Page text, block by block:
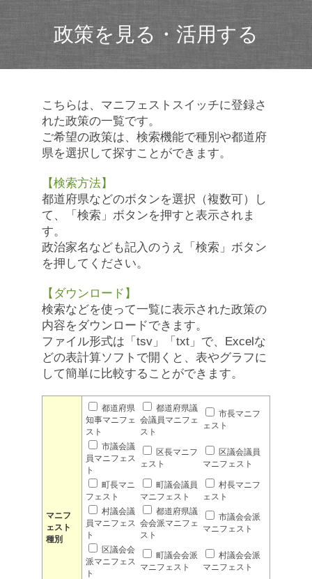
政策を見る・活用する
こちらは、マニフェストスイッチに登録さ
れた政策の一覧です。
ご希望の政策は、検索機能で種別や都道府
県を選択して探すことができます。
【検索方法】
都道府県などのボタンを選択（複数可）し
て、「検索」ボタンを押すと表示されま
す。
政治家名なども記入のうえ「検索」ボタン
を押してください。
【ダウンロード】
検索などを使って一覧に表示された政策の
内容をダウンロードできます。
ファイル形式は「tsv」「txt」で、Excelな
どの表計算ソフトで開くと、表やグラフに
して簡単に比較することができます。
マニフ
ェスト
種別
都道府県
知事マニフェ
スト
都道府県議
会議員マニフェ
スト
市長マニフ
ェスト
市議会議
員マニフェス
ト
区長マニフ
ェスト
区議会議員
マニフェスト
町長マニ
フェスト
町議会議員
マニフェスト
村長マニフ
ェスト
村議会議
員マニフェス
ト
都道府県議
会会派マニフェ
スト
市議会会派
マニフェスト
区議会会
派マニフェス
ト
町議会会派
マニフェスト
村議会会派
マニフェスト